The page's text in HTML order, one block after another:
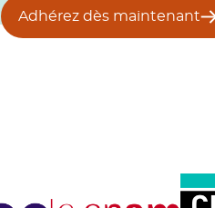
Adhérez dès maintenant